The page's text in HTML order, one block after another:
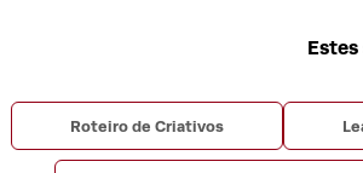
Roteiro de Criativos